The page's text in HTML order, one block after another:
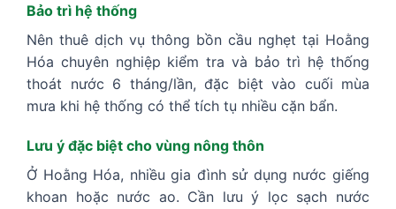
Bảo trì hệ thống
Nên thuê dịch vụ thông bồn cầu nghẹt tại Hoằng
Hóa chuyên nghiệp kiểm tra và bảo trì hệ thống
thoát nước 6 tháng/lần, đặc biệt vào cuối mùa
mưa khi hệ thống có thể tích tụ nhiều cặn bẩn.
Lưu ý đặc biệt cho vùng nông thôn
Ở Hoằng Hóa, nhiều gia đình sử dụng nước giếng
khoan hoặc nước ao. Cần lưu ý lọc sạch nước